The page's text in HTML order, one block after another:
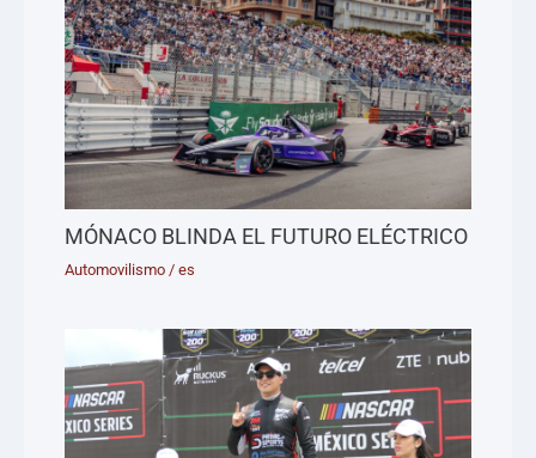
MÓNACO BLINDA EL FUTURO ELÉCTRICO
Automovilismo /es